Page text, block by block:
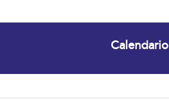
Calendario